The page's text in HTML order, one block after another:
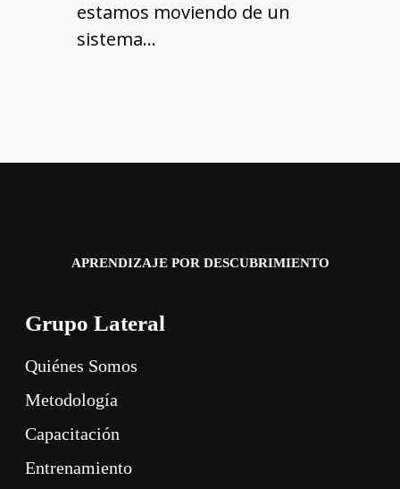
estamos moviendo de un
sistema…
APRENDIZAJE POR DESCUBRIMIENTO
Grupo Lateral
Quiénes Somos
Metodología
Capacitación
Entrenamiento